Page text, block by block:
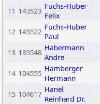
11 143523 Fuchs-Huber
Felix
12 143522 Fuchs-Huber
Paul
13 139548 Habermann
Andre
14 104555 Hamberger
Hermann
15 104617 Hanel
Reinhard Dr.